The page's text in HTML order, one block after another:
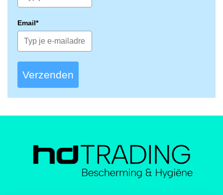
Email*
Verzenden